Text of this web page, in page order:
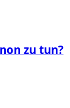
zu tun?